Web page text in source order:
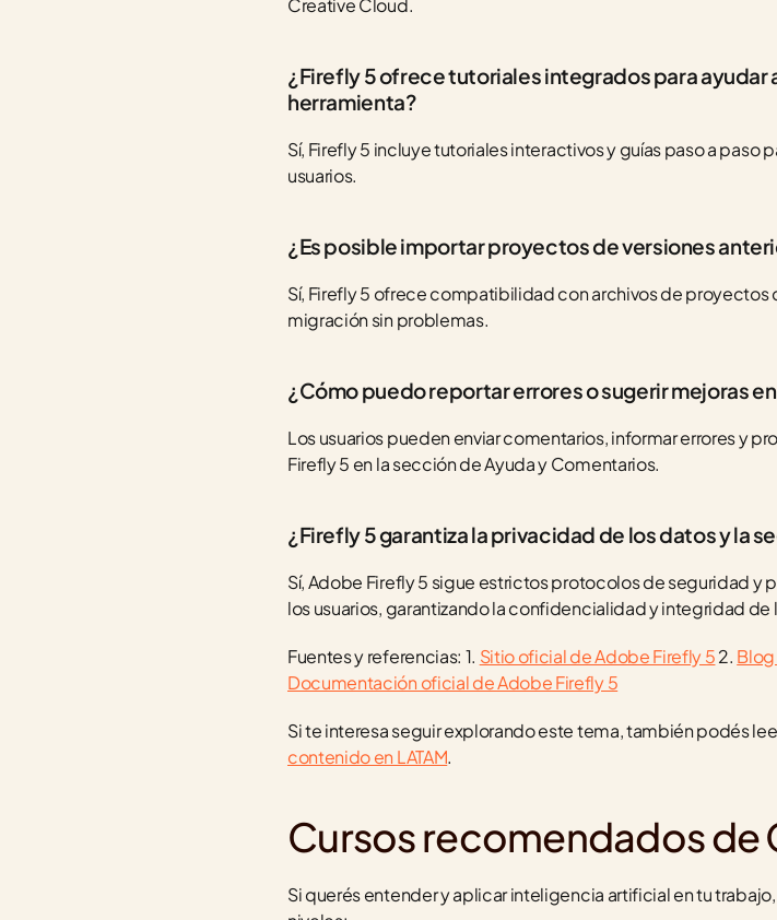
Creative Cloud.
¿Firefly 5 ofrece tutoriales integrados para ayudar
herramienta?
Sí, Firefly 5 incluye tutoriales interactivos y guías paso a paso
usuarios.
¿Es posible importar proyectos de versiones
Sí, Firefly 5 ofrece compatibilidad con archivos de
migración sin problemas.
¿Cómo puedo reportar errores o sugerir mejoras
Los usuarios pueden enviar comentarios, informar errores y
Firefly 5 en la sección de Ayuda y Comentarios.
¿Firefly 5 garantiza la privacidad de los datos y la
Sí, Adobe Firefly 5 sigue estrictos protocolos de seguridad
los usuarios, garantizando la confidencialidad y integridad de
Fuentes y referencias: 1. Sitio oficial de Adobe Firefly 5 2.
Documentación oficial de Adobe Firefly 5
Si te interesa seguir explorando este tema, también podés
contenido en LATAM.
Cursos recomendados de
Si querés entender y aplicar inteligencia artificial en tu